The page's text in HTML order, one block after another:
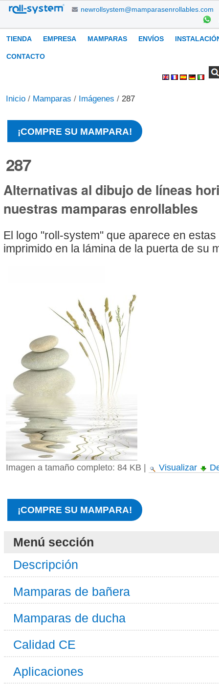
Cambiar
contenido.
Saltar
newrollsystem@mamparasenrollables.com
Navegación
TIENDA EMPRESA MAMPARAS ENVÍOS
CONTACTO
Inicio / Mamparas / Imágenes / 287
¡COMPRE SU MAMPARA!
287
Alternativas al dibujo de líneas
nuestras mamparas enrollables
El logo "roll-system" que aparece en
imprimido en la lámina de la puerta de su
Imagen a tamaño completo: 84 KB Visualizar
¡COMPRE SU MAMPARA!
Menú sección
Descripción
Mamparas de bañera
Mamparas de ducha
Calidad CE
Aplicaciones